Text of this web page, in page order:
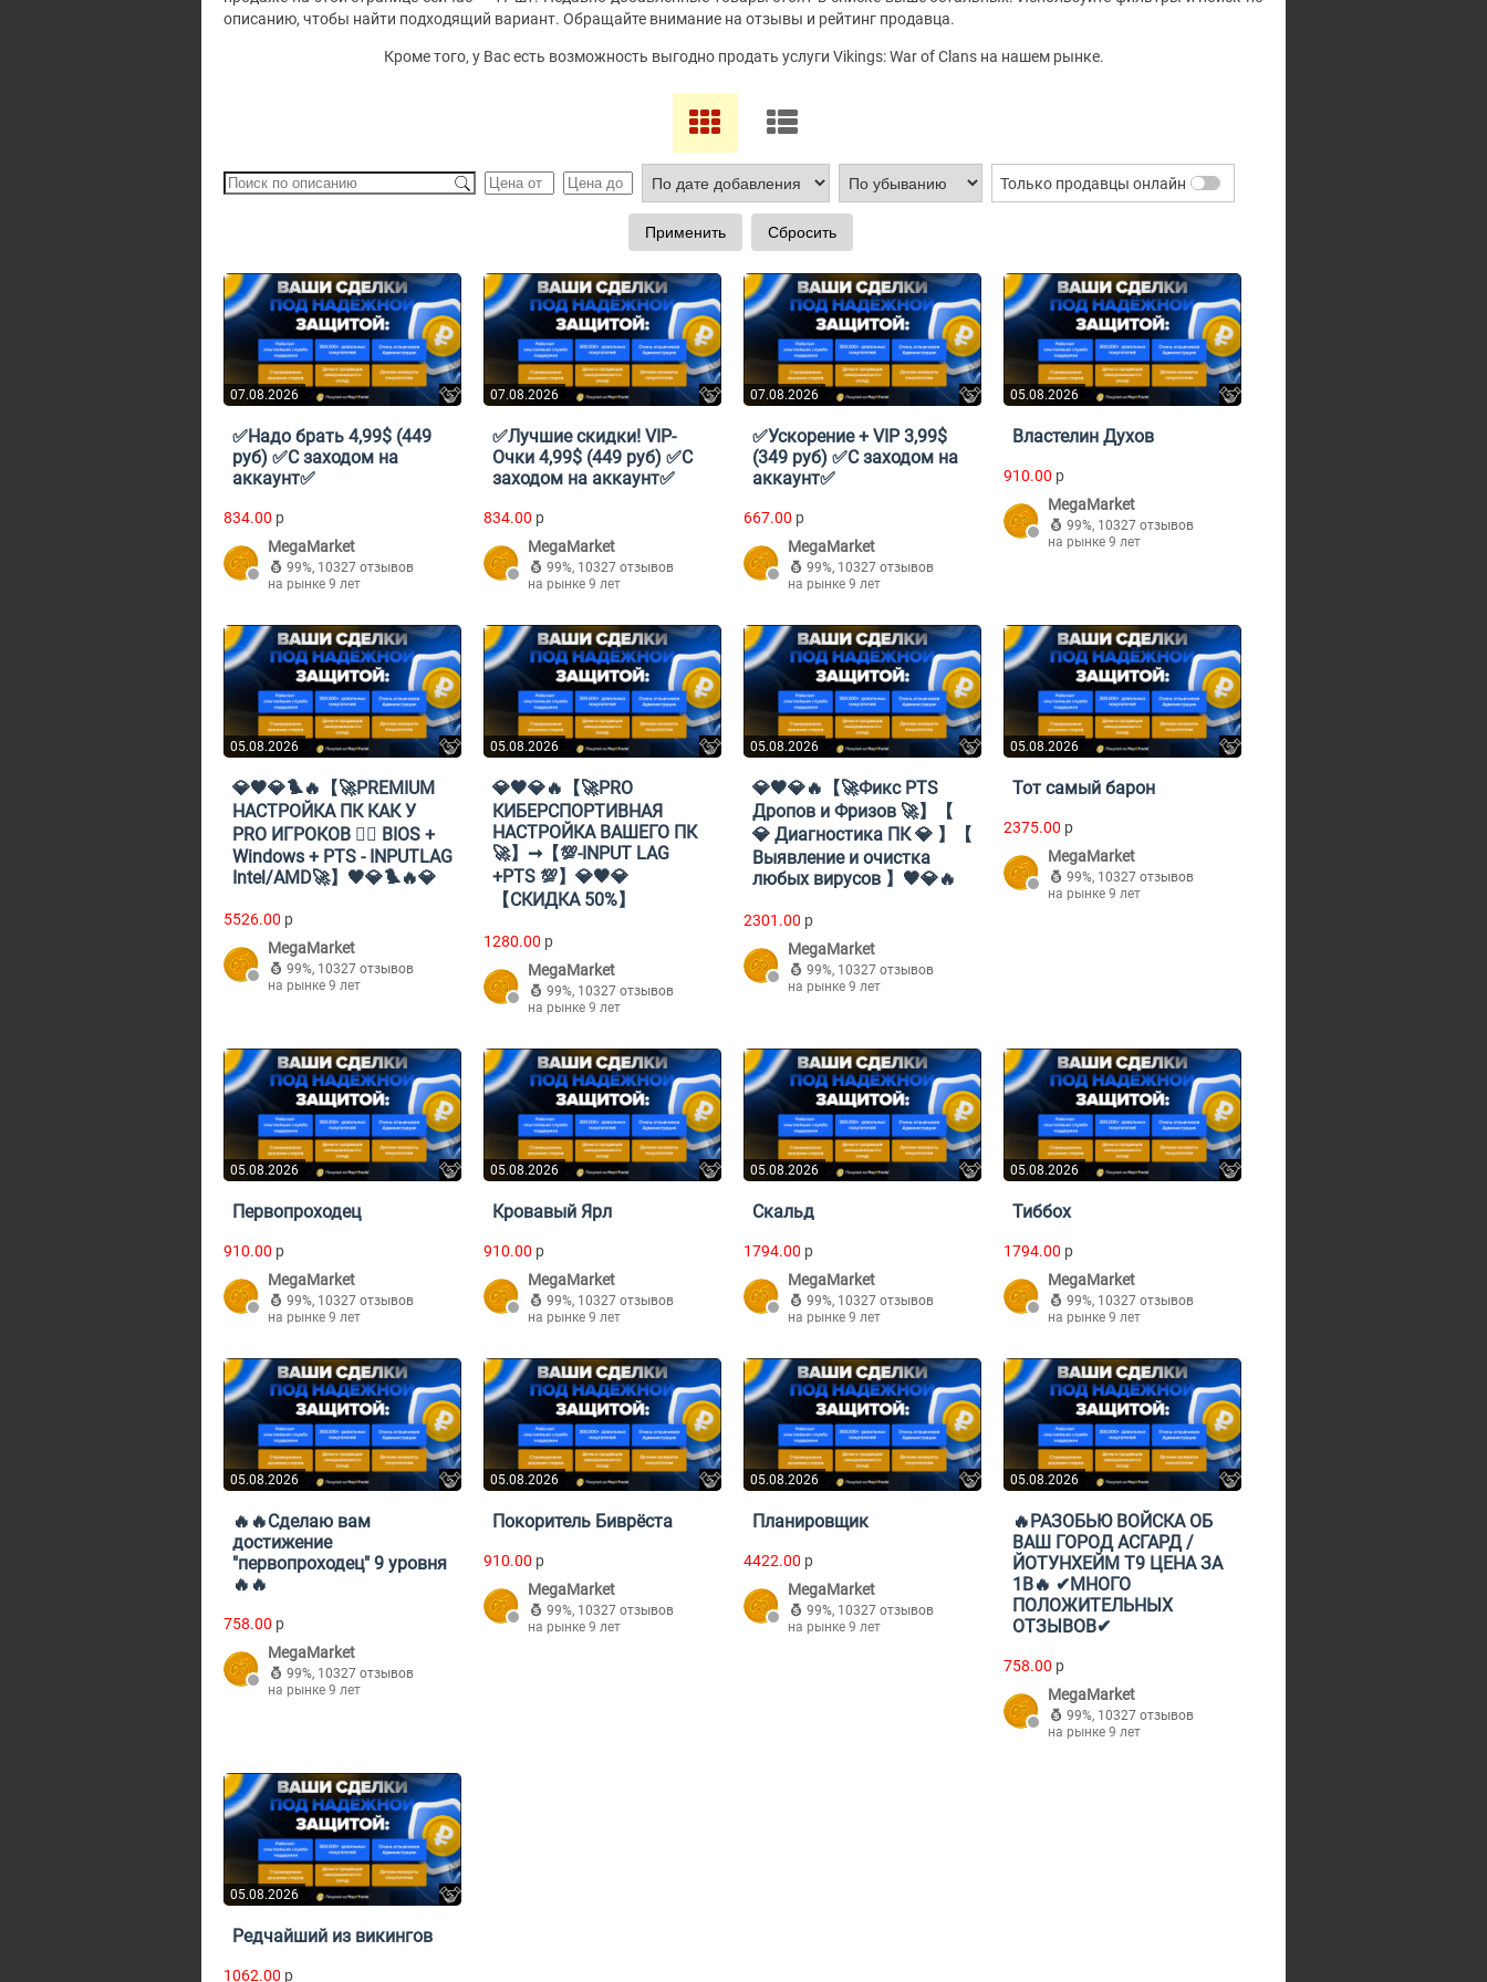
описанию, чтобы найти подходящий вариант. Обращайте внимание на отзывы и рейтинг продавца.
Кроме того, у Вас есть возможность выгодно продать услуги Vikings: War of Clans на нашем рынке.
Только продавцы онлайн
07.08.2026
✅Надо брать 4,99$ (449
руб) ✅С заходом на
аккаунт✅
834.00 p
MegaMarket
99%, 10327 отзывов
на рынке 9 лет
07.08.2026
✅Лучшие скидки! VIP-
Очки 4,99$ (449 руб) ✅С
заходом на аккаунт✅
834.00 p
MegaMarket
99%, 10327 отзывов
на рынке 9 лет
07.08.2026
✅Ускорение + VIP 3,99$
(349 руб) ✅С заходом на
аккаунт✅
667.00 p
MegaMarket
99%, 10327 отзывов
на рынке 9 лет
05.08.2026
Властелин Духов
910.00 p
MegaMarket
99%, 10327 отзывов
на рынке 9 лет
05.08.2026
💎🖤💎🐦‍🔥【🚀PREMIUM
НАСТРОЙКА ПК КАК У
PRO ИГРОКОВ 🐦‍🔥 BIOS +
Windows + PTS - INPUTLAG
Intel/AMD🚀】🖤💎🐦‍🔥💎
5526.00 p
MegaMarket
99%, 10327 отзывов
на рынке 9 лет
05.08.2026
💎🖤💎🔥【🚀PRO
КИБЕРСПОРТИВНАЯ
НАСТРОЙКА ВАШЕГО ПК
🚀】➞【💯-INPUT LAG
+PTS 💯】💎🖤💎
【СКИДКА 50%】
1280.00 p
MegaMarket
99%, 10327 отзывов
на рынке 9 лет
05.08.2026
💎🖤💎🔥【🚀Фикс PTS
Дропов и Фризов 🚀】【
💎 Диагностика ПК 💎 】【
Выявление и очистка
любых вирусов 】🖤💎🔥
2301.00 p
MegaMarket
99%, 10327 отзывов
на рынке 9 лет
05.08.2026
Тот самый барон
2375.00 p
MegaMarket
99%, 10327 отзывов
на рынке 9 лет
05.08.2026
Первопроходец
910.00 p
MegaMarket
99%, 10327 отзывов
на рынке 9 лет
05.08.2026
Кровавый Ярл
910.00 p
MegaMarket
99%, 10327 отзывов
на рынке 9 лет
05.08.2026
Скальд
1794.00 p
MegaMarket
99%, 10327 отзывов
на рынке 9 лет
05.08.2026
Тиббох
1794.00 p
MegaMarket
99%, 10327 отзывов
на рынке 9 лет
05.08.2026
🔥🔥Сделаю вам
достижение
"первопроходец" 9 уровня
🔥🔥
758.00 p
MegaMarket
99%, 10327 отзывов
на рынке 9 лет
05.08.2026
Покоритель Биврёста
910.00 p
MegaMarket
99%, 10327 отзывов
на рынке 9 лет
05.08.2026
Планировщик
4422.00 p
MegaMarket
99%, 10327 отзывов
на рынке 9 лет
05.08.2026
🔥РАЗОБЬЮ ВОЙСКА ОБ
ВАШ ГОРОД АСГАРД /
ЙОТУНХЕЙМ Т9 ЦЕНА ЗА
1В🔥 ✔МНОГО
ПОЛОЖИТЕЛЬНЫХ
ОТЗЫВОВ✔
758.00 p
MegaMarket
99%, 10327 отзывов
на рынке 9 лет
05.08.2026
Редчайший из викингов
1062.00 p